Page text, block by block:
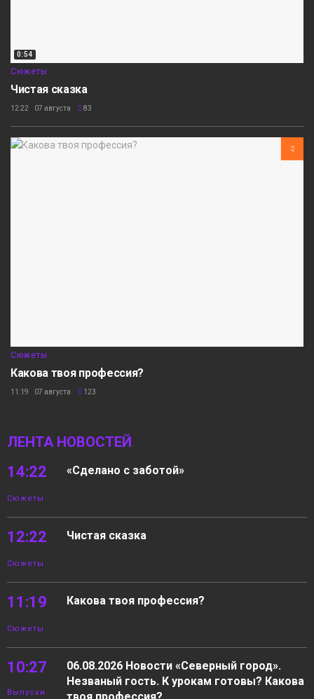
0:54
Сюжеты
Чистая сказка
12:22 07 августа 83
Сюжеты
Какова твоя профессия?
11:19 07 августа 123
ЛЕНТА НОВОСТЕЙ
14:22
Сюжеты
«Сделано с заботой»
12:22
Сюжеты
Чистая сказка
11:19
Сюжеты
Какова твоя профессия?
10:27
Выпуски
06.08.2026 Новости «Северный город».
Незваный гость. К урокам готовы? Какова